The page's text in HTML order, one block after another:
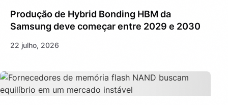
Produção de Hybrid Bonding HBM da
Samsung deve começar entre 2029 e 2030
22 julho, 2026